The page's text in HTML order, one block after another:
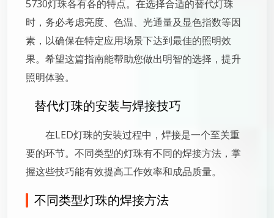
5730灯珠各有各的特点。在选择合适的替代灯珠
时，务必考虑亮度、色温、光通量及显色指数等因
素，以确保在特定应用场景下达到最佳的照明效
果。希望这篇指南能帮助您做出明智的选择，提升
照明体验。
替代灯珠的安装与焊接技巧
在LED灯珠的安装过程中，焊接是一个至关重
要的环节。不同类型的灯珠有不同的焊接方法，掌
握这些技巧能有效提高工作效率和成品质量。
不同类型灯珠的焊接方法